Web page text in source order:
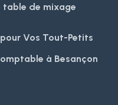
table de mixage
Vos Tout-Petits
à Besançon